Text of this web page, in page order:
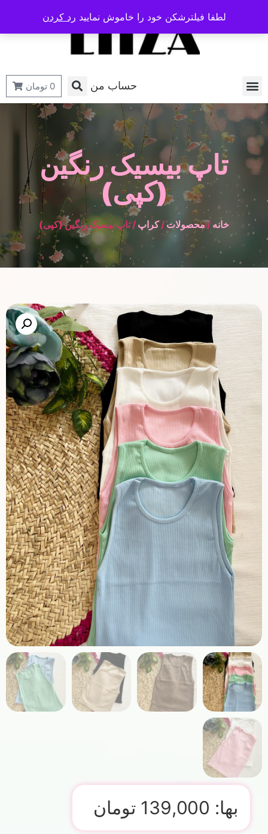
حساب من 0 تومان
تاپ بیسیک رنگین
(کپی)
خانه /محصولات /کراپ / تاپ بیسیک رنگین (کپی)
بها: 139,000 تومان
لطفا فیلترشکن خود را خاموش نمایید رد کردن